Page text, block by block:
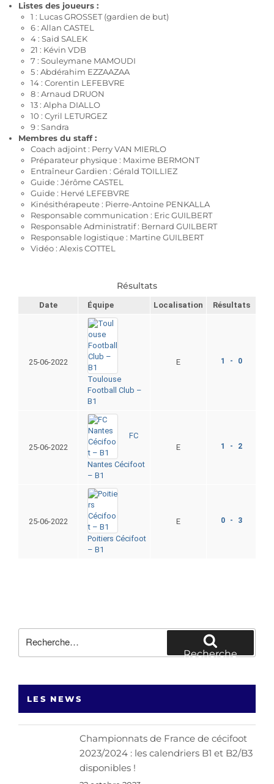
Listes des joueurs :
1 : Lucas GROSSET (gardien de but)
6 : Allan CASTEL
4 : Said SALEK
21 : Kévin VDB
7 : Souleymane MAMOUDI
5 : Abdérahim EZZAAZAA
14 : Corentin LEFEBVRE
8 : Arnaud DRUON
13 : Alpha DIALLO
10 : Cyril LETURGEZ
9 : Sandra
Membres du staff :
Coach adjoint : Perry VAN MIERLO
Préparateur physique : Maxime BERMONT
Entraîneur Gardien : Gérald TOILLIEZ
Guide : Jérôme CASTEL
Guide : Hervé LEFEBVRE
Kinésithérapeute : Pierre-Antoine PENKALLA
Responsable communication : Eric GUILBERT
Responsable Administratif : Bernard GUILBERT
Responsable logistique : Martine GUILBERT
Vidéo : Alexis COTTEL
Résultats
Date Équipe Localisation Résultats
25-06-2022
Toulouse
Football Club –
B1
E 1 - 0
25-06-2022
FC
Nantes Cécifoot
– B1
E 1 - 2
25-06-2022
Poitiers Cécifoot
– B1
E 0 - 3
pour
Recherche
LES NEWS
Championnats de France de cécifoot
2023/2024 : les calendriers B1 et B2/B3
disponibles !